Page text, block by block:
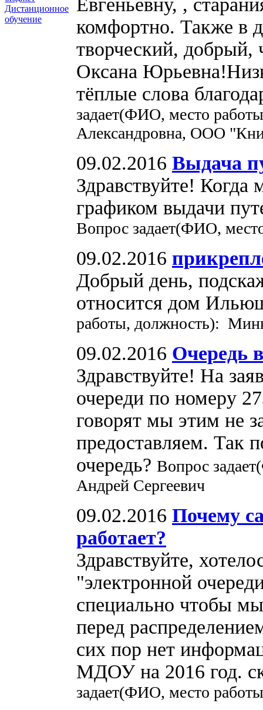
Дистанционное
обучение
комфортно. Также в
творческий,
Оксана
тёплые слова
задает(ФИО, место
Александровна, ООО
09.02.2016 Выдача
Здравствуйте! Когда
графиком выдачи
Вопрос задает(ФИО,
09.02.2016
Добрый день,
относится дом
работы, должность):
09.02.2016 Очередь
Здравствуйте! На
очереди по номеру
говорят мы этим не
предоставляем. Так
очередь? Вопрос
Андрей Сергеевич
09.02.2016 Почему
работает?
Здравствуйте,
"электронной
специально чтобы
перед
сих пор нет
МДОУ на 2016 год.
задает(ФИО, место